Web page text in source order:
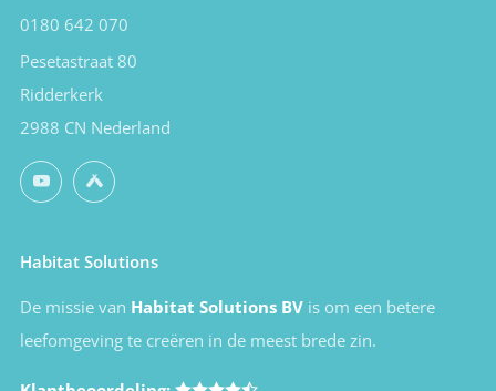
0180 642 070
Pesetastraat 80
Ridderkerk
2988 CN Nederland
YouTubeUntappd
Habitat Solutions
De missie van Habitat Solutions BV is om een betere
leefomgeving te creëren in de meest brede zin.